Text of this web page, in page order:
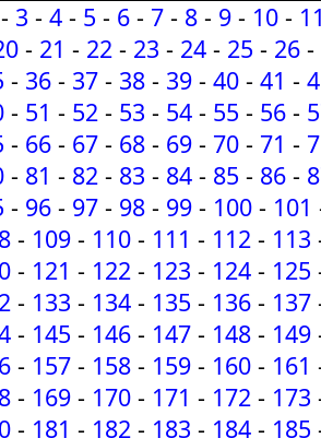
- 3 - 4 - 5 - 6 - 7 - 8 - 9 - 10 -
- 21 - 22 - 23 - 24 - 25 - 26 -
- 36 - 37 - 38 - 39 - 40 - 41 -
- 51 - 52 - 53 - 54 - 55 - 56 -
- 66 - 67 - 68 - 69 - 70 - 71 -
- 81 - 82 - 83 - 84 - 85 - 86 -
- 96 - 97 - 98 - 99 - 100 - 101
- 109 - 110 - 111 - 112 - 113
- 121 - 122 - 123 - 124 - 125
- 133 - 134 - 135 - 136 - 137
- 145 - 146 - 147 - 148 - 149
- 157 - 158 - 159 - 160 - 161
- 169 - 170 - 171 - 172 - 173
- 181 - 182 - 183 - 184 - 185